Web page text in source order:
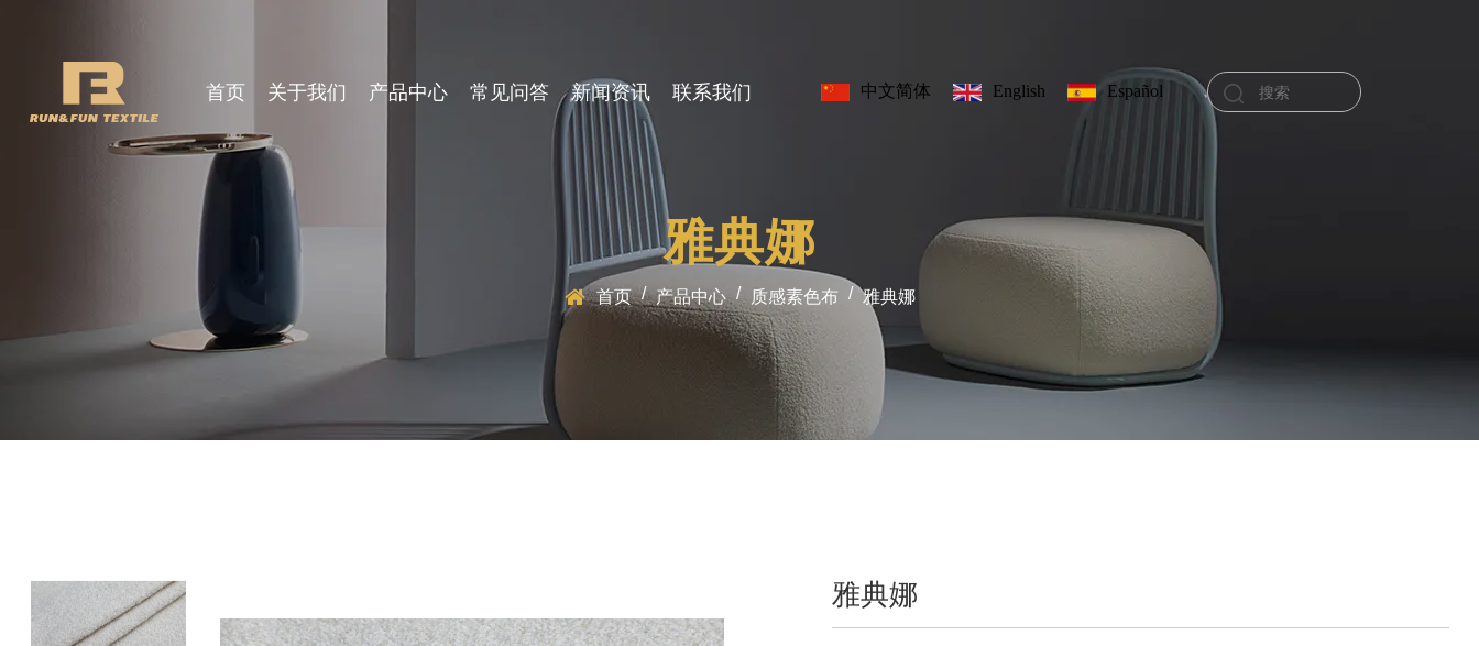
首页 关于我们 产品中心 常见问答 新闻资讯 联系我们 中文简体 English Español
雅典娜
首页 / 产品中心 / 质感素色布 / 雅典娜
雅典娜